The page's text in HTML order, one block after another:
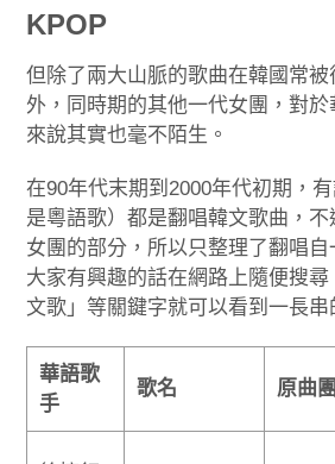
KPOP
但除了兩大山脈的歌曲在韓國常
外，同時期的其他一代女團，對
來說其實也毫不陌生。
在90年代末期到2000年代初期，
是粵語歌）都是翻唱韓文歌曲，
女團的部分，所以只整理了翻唱自
大家有興趣的話在網路上隨便搜
文歌」等關鍵字就可以看到一長串
華語歌
手
歌名 原曲